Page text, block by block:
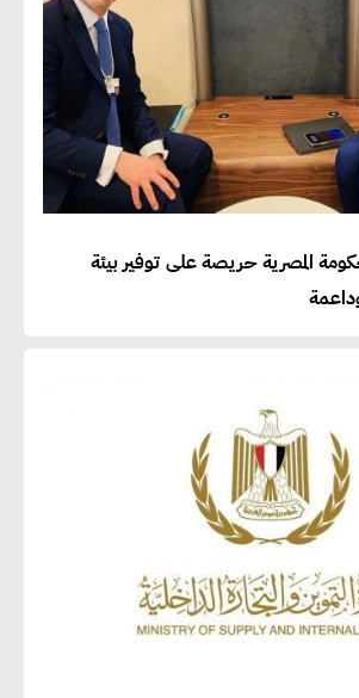
المصرية حريصة على توفير بيئة